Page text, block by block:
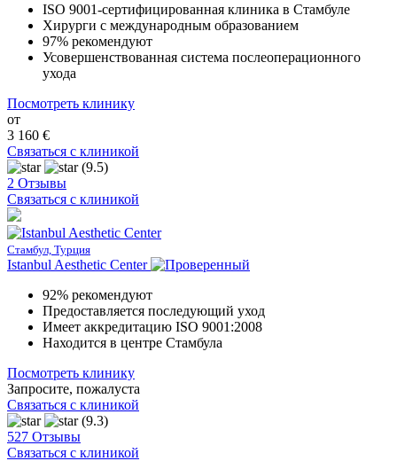
ISO 9001-сертифицированная клиника в Стамбуле
Хирурги с международным образованием
97% рекомендуют
Усовершенствованная система послеоперационного
ухода
Посмотреть клинику
от
3 160 €
Связаться с клиникой
(9.5)
2 Отзывы
Связаться с клиникой
Стамбул, Турция
Istanbul Aesthetic Center
92% рекомендуют
Предоставляется последующий уход
Имеет аккредитацию ISO 9001:2008
Находится в центре Стамбула
Посмотреть клинику
Запросите, пожалуста
Связаться с клиникой
(9.3)
527 Отзывы
Связаться с клиникой